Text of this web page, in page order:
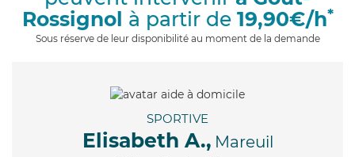
o
Rossignol à partir de 19,90€/h*
Sous réserve de leur disponibilité au moment de la demande
SPORTIVE
Elisabeth A., Mareuil